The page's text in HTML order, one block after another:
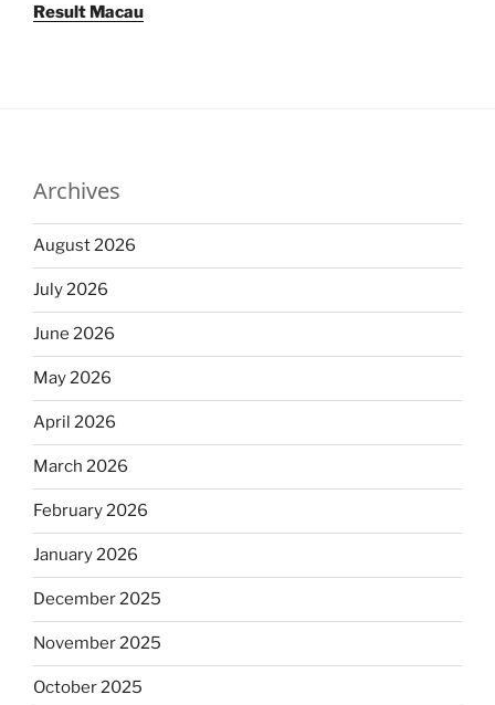
Result Macau
Archives
August 2026
July 2026
June 2026
May 2026
April 2026
March 2026
February 2026
January 2026
December 2025
November 2025
October 2025